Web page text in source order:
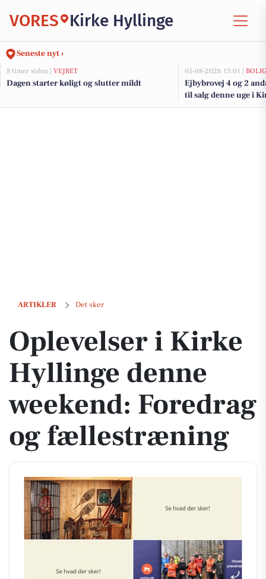
VORES Kirke Hyllinge
Seneste nyt ›
8 timer siden | VEJRET
Dagen starter køligt og slutter mildt
05-08-2026 13:01 |
Ejbybrovej 4 og 2
til salg denne uge i
boligerne her.
ARTIKLER Det sker
Oplevelser i Kirke Hyllinge denne weekend: Foredrag og
Oplevelser i Kirke
Hyllinge denne
weekend: Foredrag
og fællestræning